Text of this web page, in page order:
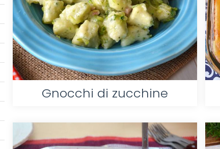
Gnocchi di zucchine